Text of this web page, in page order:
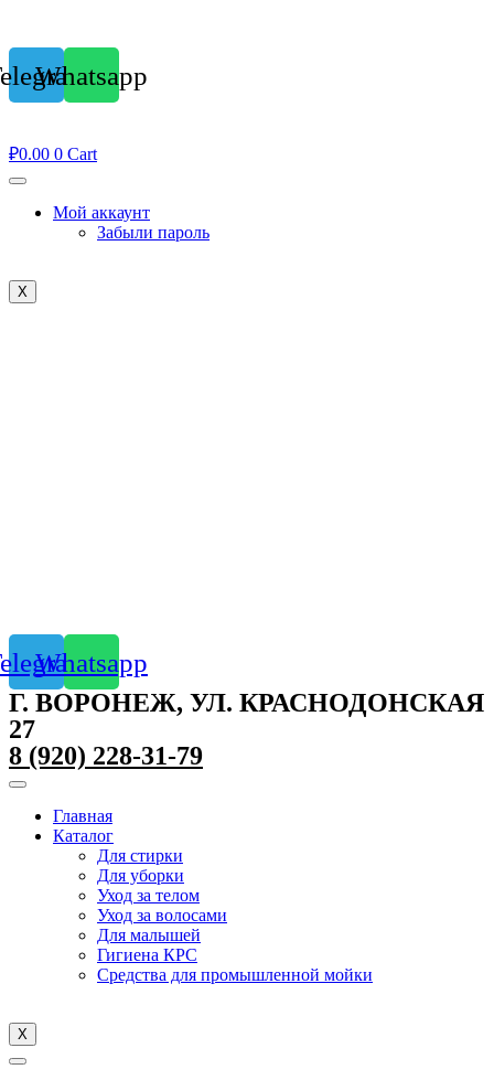
Whatsapp
₽0.00 0 Cart
Мой аккаунт
Забыли пароль
X
Whatsapp
Г. ВОРОНЕЖ, УЛ. КРАСНОДОНСКАЯ
27
8 (920) 228-31-79
Главная
Каталог
Для стирки
Для уборки
Уход за телом
Уход за волосами
Для малышей
Гигиена КРС
Средства для промышленной мойки
X